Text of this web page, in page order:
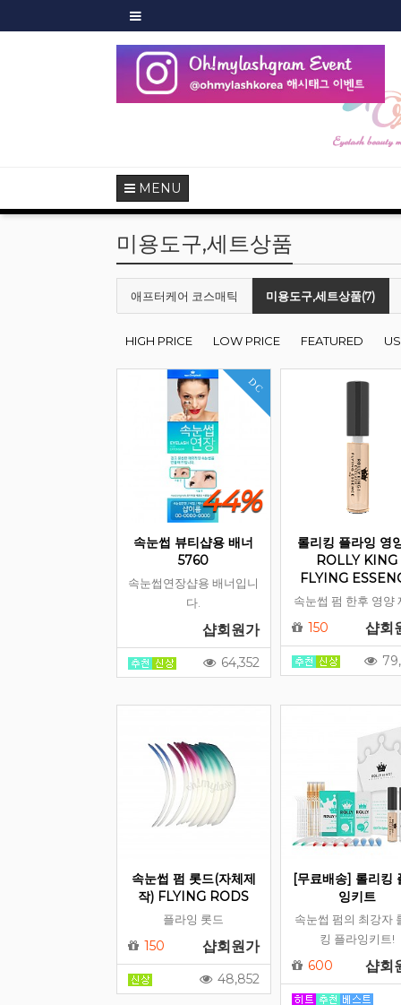
MENU
미용도구,세트상품
애프터케어 코스매틱 미용도구,세트상품(7)
HIGH PRICE LOW PRICE FEATURED
DC
44%
속눈썹 뷰티샵용 배너
5760
속눈썹연장샵용 배너입니
다.
샵회원가
64,352
롤리킹 플라잉 영
ROLLY KING
FLYING
속눈썹 펌 한후 영양
150 샵회
속눈썹 펌 롯드(자체제
작) FLYING RODS
플라잉 롯드
150 샵회원가
48,852
[무료배송] 롤리킹
잉키트
속눈썹 펌의 최강자
킹 플라잉키트!
600 샵회